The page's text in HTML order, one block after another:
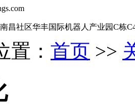
昌社区华丰国际机器人产业园C栋
置： 首页 >>